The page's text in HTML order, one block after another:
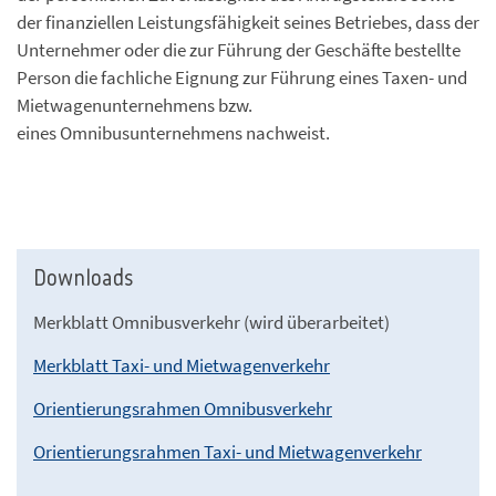
der finanziellen Leistungsfähigkeit seines Betriebes, dass der
Unternehmer oder die zur Führung der Geschäfte bestellte
Person die fachliche Eignung zur Führung eines Taxen- und
Mietwagenunternehmens bzw.
eines Omnibusunternehmens nachweist.
Downloads
Merkblatt Omnibusverkehr (wird überarbeitet)
Merkblatt Taxi- und Mietwagenverkehr
Orientierungsrahmen Omnibusverkehr
Orientierungsrahmen Taxi- und Mietwagenverkehr